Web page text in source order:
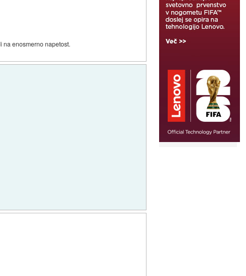
na enosmerno napetost.